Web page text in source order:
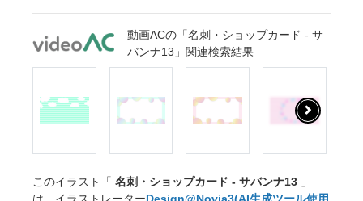
動画ACの「名刺・ショップカード - サ
バンナ13」関連検索結果
このイラスト「 名刺・ショップカード - サバンナ13 」